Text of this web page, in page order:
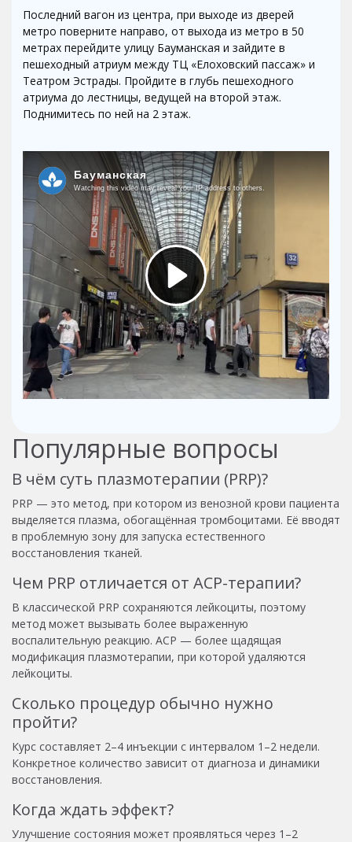
Последний вагон из центра, при выходе из дверей
метро поверните направо, от выхода из метро в 50
метрах перейдите улицу Бауманская и зайдите в
пешеходный атриум между ТЦ «Елоховский пассаж» и
Театром Эстрады. Пройдите в глубь пешеходного
атриума до лестницы, ведущей на второй этаж.
Поднимитесь по ней на 2 этаж.
Популярные вопросы
В чём суть плазмотерапии (PRP)?
PRP — это метод, при котором из венозной крови пациента
выделяется плазма, обогащённая тромбоцитами. Её вводят
в проблемную зону для запуска естественного
восстановления тканей.
Чем PRP отличается от ACP-терапии?
В классической PRP сохраняются лейкоциты, поэтому
метод может вызывать более выраженную
воспалительную реакцию. ACP — более щадящая
модификация плазмотерапии, при которой удаляются
лейкоциты.
Сколько процедур обычно нужно
пройти?
Курс составляет 2–4 инъекции с интервалом 1–2 недели.
Конкретное количество зависит от диагноза и динамики
восстановления.
Когда ждать эффект?
Улучшение состояния может проявляться через 1–2